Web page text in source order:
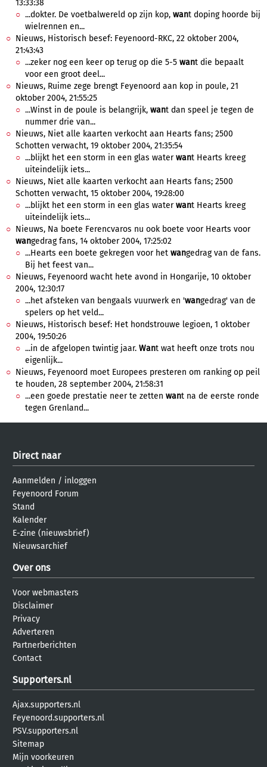
13:33:38
...dokter. De voetbalwereld op zijn kop, want doping hoorde bij
wielrennen en...
Nieuws, Historisch besef: Feyenoord-RKC, 22 oktober 2004,
21:43:43
...zeker nog een keer op terug op die 5-5 want die bepaalt
voor een groot deel...
Nieuws, Ruime zege brengt Feyenoord aan kop in poule, 21
oktober 2004, 21:55:25
...Winst in de poule is belangrijk, want dan speel je tegen de
nummer drie van...
Nieuws, Niet alle kaarten verkocht aan Hearts fans; 2500
Schotten verwacht, 19 oktober 2004, 21:35:54
...blijkt het een storm in een glas waterwant Hearts kreeg
uiteindelijk iets...
Nieuws, Niet alle kaarten verkocht aan Hearts fans; 2500
Schotten verwacht, 15 oktober 2004, 19:28:00
...blijkt het een storm in een glas waterwant Hearts kreeg
uiteindelijk iets...
Nieuws, Na boete Ferencvaros nu ook boete voor Hearts voor
wangedrag fans, 14 oktober 2004, 17:25:02
...Hearts een boete gekregen voor het wangedrag van de fans.
Bij het feest van...
Nieuws, Feyenoord wacht hete avond in Hongarije, 10 oktober
2004, 12:30:17
...het afsteken van bengaals vuurwerk en 'wangedrag' van de
spelers op het veld...
Nieuws, Historisch besef: Het hondstrouwe legioen, 1 oktober
2004, 19:50:26
...in de afgelopen twintig jaar. Want wat heeft onze trots nou
eigenlijk...
Nieuws, Feyenoord moet Europees presteren om ranking op peil
te houden, 28 september 2004, 21:58:31
...een goede prestatie neer te zetten want na de eerste ronde
tegen Grenland...
Direct naar
Aanmelden / inloggen
Feyenoord Forum
Stand
Kalender
E-zine (nieuwsbrief)
Nieuwsarchief
Over ons
Voor webmasters
Disclaimer
Privacy
Adverteren
Partnerberichten
Contact
Supporters.nl
Ajax.supporters.nl
Feyenoord.supporters.nl
PSV.supporters.nl
Sitemap
Mijn voorkeuren